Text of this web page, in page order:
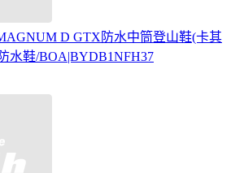
D GTX防水中筒登山鞋(卡其
水鞋/BOA|BYDB1NFH37